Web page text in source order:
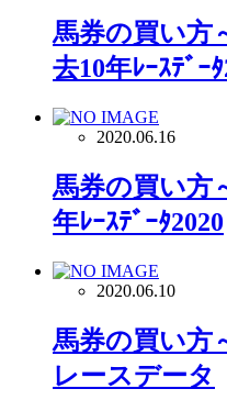
馬券の買い方
去10年ﾚｰｽﾃﾞｰ
2020.06.16
馬券の買い方
年ﾚｰｽﾃﾞｰﾀ2020
2020.06.10
馬券の買い方
レースデータ